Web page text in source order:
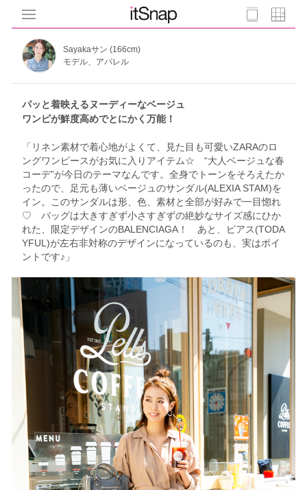
Sayakaサン (166cm)
モデル、アパレル
パッと着映えるヌーディーなベージュ
ワンピが鮮度高めでとにかく万能！
「リネン素材で着心地がよくて、見た目も可愛いZARAのロ
ングワンピースがお気に入りアイテム☆ “大人ベージュな春
コーデ”が今日のテーマなんです。全身でトーンをそろえたか
ったので、足元も薄いベージュのサンダル(ALEXIA STAM)を
イン。このサンダルは形、色、素材と全部が好みで一目惚れ
♡ バッグは大きすぎず小さすぎずの絶妙なサイズ感にひか
れた、限定デザインのBALENCIAGA！ あと、ピアス(TODA
YFUL)が左右非対称のデザインになっているのも、実はポイ
ントです♪」